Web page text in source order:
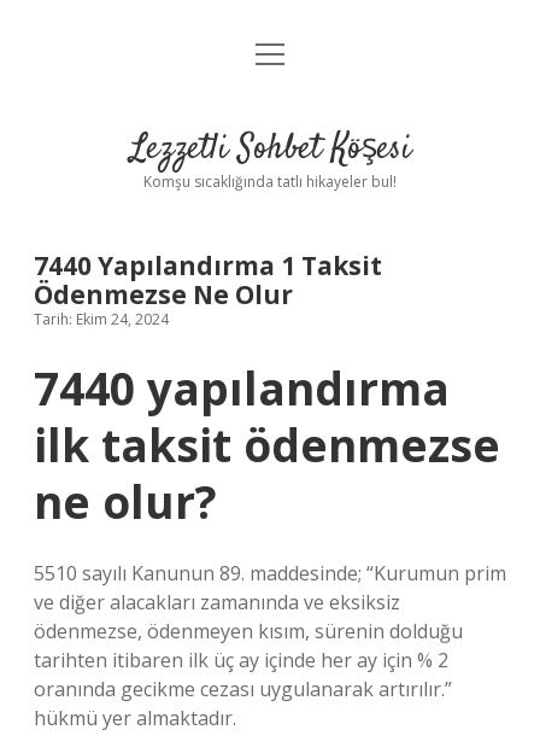
Anasayfa
Yasal Uyarı
menüyü
Lezzetli Sohbet Köşesi
Komşu sıcaklığında tatlı hikayeler bul!
7440 Yapılandırma 1 Taksit
Ödenmezse Ne Olur
Tarih: Ekim 24, 2024
7440 yapılandırma
ilk taksit ödenmezse
ne olur?
5510 sayılı Kanunun 89. maddesinde; “Kurumun prim
ve diğer alacakları zamanında ve eksiksiz
ödenmezse, ödenmeyen kısım, sürenin dolduğu
tarihten itibaren ilk üç ay içinde her ay için % 2
oranında gecikme cezası uygulanarak artırılır.”
hükmü yer almaktadır.